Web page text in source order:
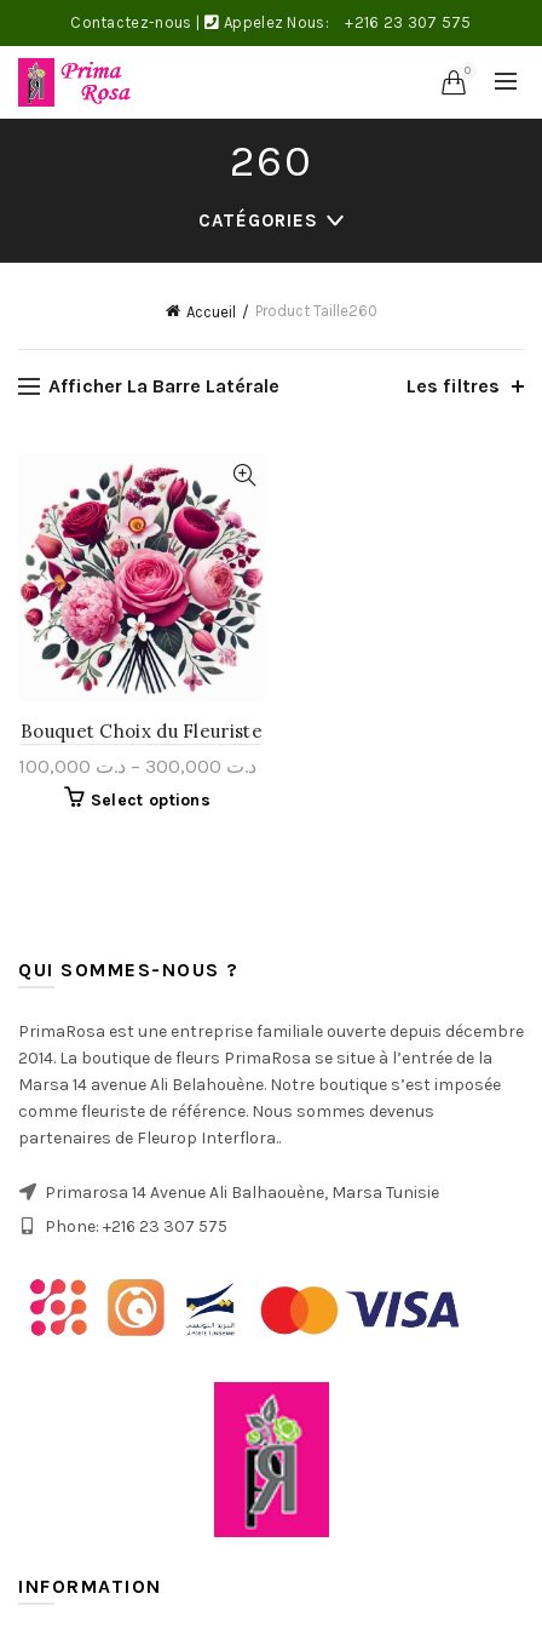
Contactez-nous Appelez Nous: +216 23 307 575
0
260
CATÉGORIES
Accueil Product Taille260
Afficher La Barre Latérale Les filtres
Bouquet Choix du Fleuriste
د.ت – د.ت
Select options
QUI SOMMES-NOUS ?
PrimaRosa est une entreprise familiale ouverte depuis décembre
2014. La boutique de fleurs PrimaRosa se situe à l’entrée de la
Marsa 14 avenue Ali Belahouène. Notre boutique s’est imposée
comme fleuriste de référence. Nous sommes devenus
partenaires de Fleurop Interflora..
Primarosa 14 Avenue Ali Balhaouène, Marsa Tunisie
Phone: +216 23 307 575
INFORMATION